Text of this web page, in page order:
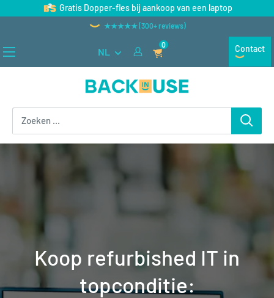
Gratis Dopper-fles bij aankoop van een laptop
★★★★★ (300+ reviews)
Back
in
NL
0 Contact
Koop refurbished IT in
topconditie: